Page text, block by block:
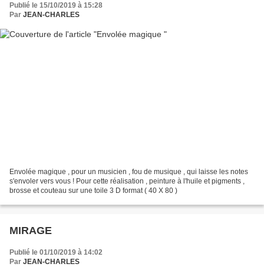
Publié le 15/10/2019 à 15:28
Par JEAN-CHARLES
Envolée magique , pour un musicien , fou de musique , qui laisse les notes
s'envoler vers vous ! Pour cette réalisation , peinture à l'huile et pigments ,
brosse et couteau sur une toile 3 D format ( 40 X 80 )
MIRAGE
Publié le 01/10/2019 à 14:02
Par JEAN-CHARLES